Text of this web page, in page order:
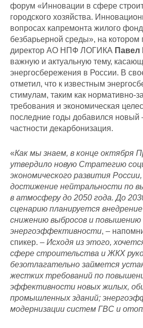
форум «Инновации в сфере
городского хозяйства.
вопросах капремонта жилого
безбарьерной среды», на котором
директор АО НПФ ЛОГИКА Павел
важную и актуальную тему,
энергосбережения в России. В
отметил, что к известным
стимулам, таким как нормативно-
требования и экономическая
последние годы добавился новый
частности декарбонизация.
«Как мы знаем, в конце октября
утвердило новую Стратегию
экономического развития
достижение нейтральности по
в атмосферу до 2050 года. До
сценарию планируется
снижению выбросов и повышению
энергоэффективности, –
спикер. – Исходя из этого,
сфере строительства и ЖКХ
безотлагательно займется
жестких требований по
эффективности новых жилых,
промышленных зданий;
модернизации систем ГВС и